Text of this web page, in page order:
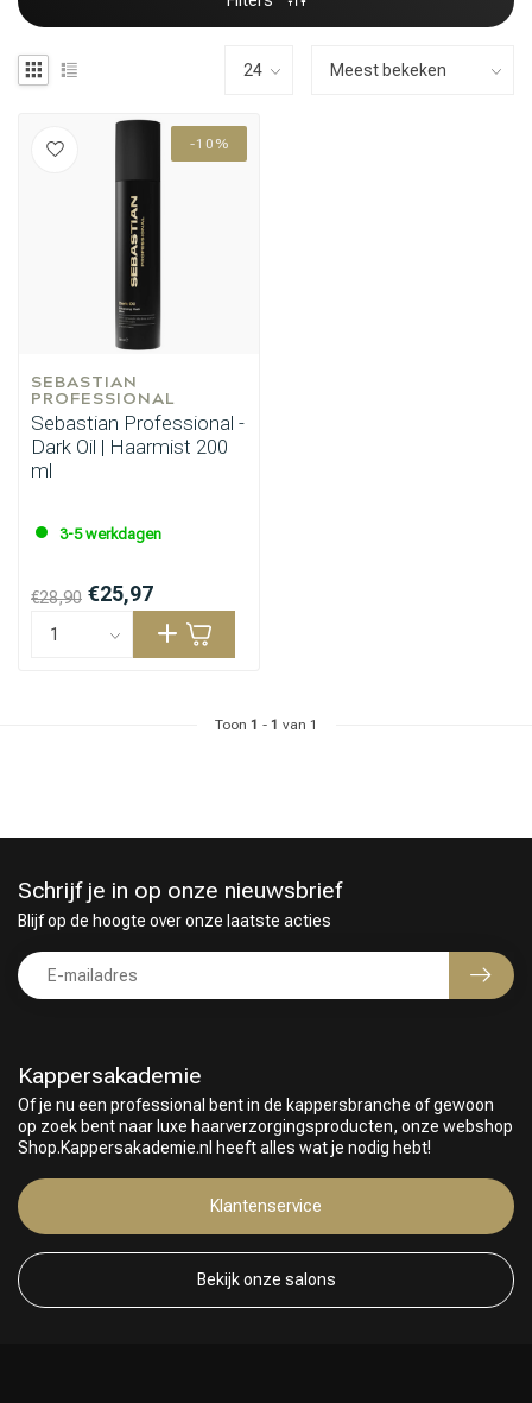
Haarstyling
-10%
SEBASTIAN
PROFESSIONAL
Sebastian Professional -
Dark Oil | Haarmist 200
ml
3-5 werkdagen
€28,90 €25,97
Toon 1 - 1 van 1
Kappersakademie
Of je nu een professional bent in de kappersbranche of gewoon
op zoek bent naar luxe haarverzorgingsproducten, onze webshop
Shop.Kappersakademie.nl heeft alles wat je nodig hebt!
Klantenservice
Bekijk onze salons
Schrijf je in op onze nieuwsbrief
Blijf op de hoogte over onze laatste acties